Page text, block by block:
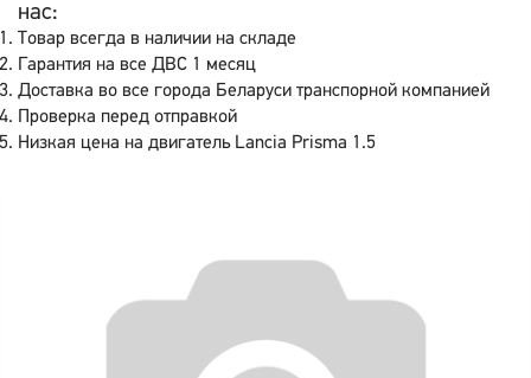
нас:
Товар всегда в наличии на складе
Гарантия на все ДВС 1 месяц
Доставка во все города Беларуси транспорной компанией
Проверка перед отправкой
Низкая цена на двигатель Lancia Prisma 1.5